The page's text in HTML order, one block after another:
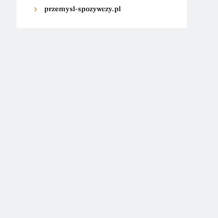
przemysl-spozywczy.pl